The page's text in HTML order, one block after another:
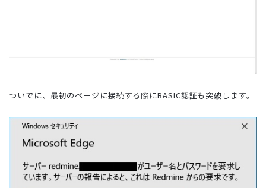
ついでに、最初のページに接続する際にBASIC認証も突破します。